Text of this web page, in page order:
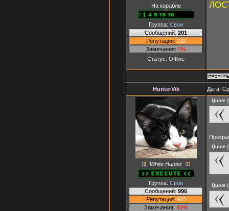
На корабле
Группа: Свои
Сообщений: 201
Репутация: 232
Замечания: 0%
Статус: Offline
HunterVik Дата:
White Hunter
Группа: Свои
Сообщений: 996
Репутация: 923
Замечания: 40%
Quote (
Quote (
Quote (